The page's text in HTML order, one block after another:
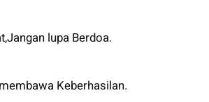
lupa Berdoa.
Keberhasilan.